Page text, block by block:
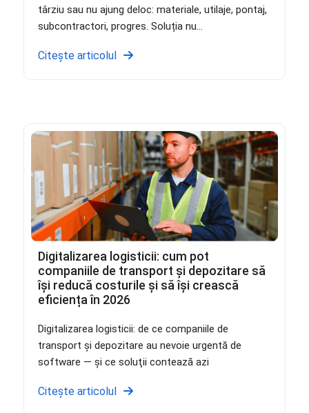
târziu sau nu ajung deloc: materiale, utilaje, pontaj,
subcontractori, progres. Soluția nu...
Citește articolul
Digitalizarea logisticii: cum pot
companiile de transport și depozitare să
își reducă costurile și să își crească
eficiența în 2026
Digitalizarea logisticii: de ce companiile de
transport şi depozitare au nevoie urgentă de
software — şi ce soluţii contează azi
Citește articolul